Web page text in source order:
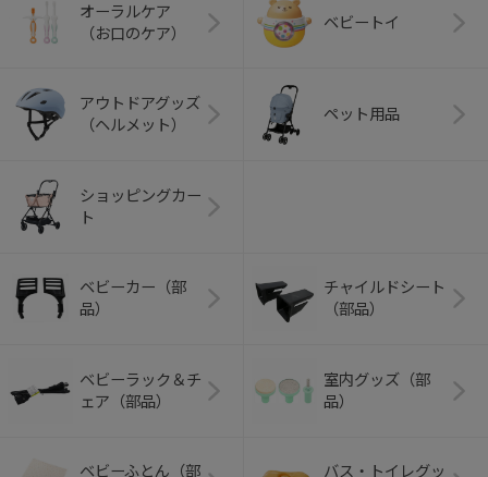
オーラルケア
（お口のケア）
ベビートイ
アウトドアグッズ
（ヘルメット）
ペット用品
ショッピングカー
ト
ベビーカー（部
品）
チャイルドシート
（部品）
ベビーラック＆チ
ェア（部品）
室内グッズ（部
品）
ベビーふとん（部
バス・トイレグッ